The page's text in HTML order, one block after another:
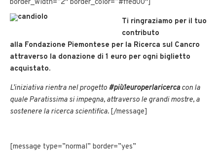
border_width=”2″ border_color=”#ffed00″]
Ti ringraziamo per il tuo
contributo
alla Fondazione Piemontese per la Ricerca sul Cancro
attraverso la donazione di 1 euro per ogni biglietto
acquistato.
L’iniziativa rientra nel progetto #più1europerlaricercacon la
quale Paratissima si impegna, attraverso le grandi mostre, a
sostenere la ricerca scientifica. [/message]
[message type=”normal” border=”yes”